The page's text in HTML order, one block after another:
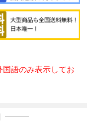
語のみ表示してお